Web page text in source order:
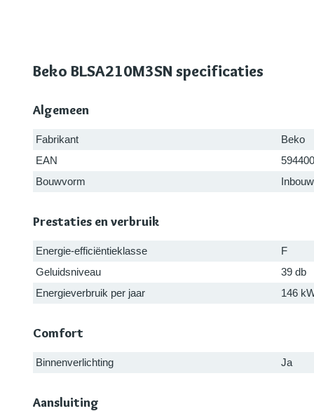
Beko BLSA210M3SN specificaties
Algemeen
Fabrikant
Beko
EAN
Bouwvorm
Inbouw
Prestaties en verbruik
Energie-efficiëntieklasse
F
Geluidsniveau
39 db
Energieverbruik per jaar
146
Comfort
Binnenverlichting Ja
Aansluiting